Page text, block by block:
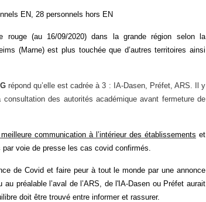
EN, 28 personnels hors EN
rouge (au 16/09/2020) dans la grande région selon la
(Marne) est plus touchée que d’autres territoires ainsi
répond qu’elle est cadrée à 3 : IA-Dasen, Préfet, ARS.
Il y
des autorités académique avant fermeture de
communication à l’intérieur des établissements et
voie de presse les cas covid confirmés.
de Covid et faire peur à tout le monde par une annonce
préalable l’aval de l’ARS, de l'IA-Dasen ou Préfet aurait
doit être trouvé entre informer et rassurer.